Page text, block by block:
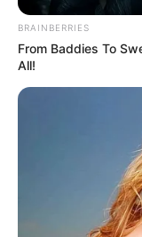
BRAINBERRIES
From Baddies To
All!